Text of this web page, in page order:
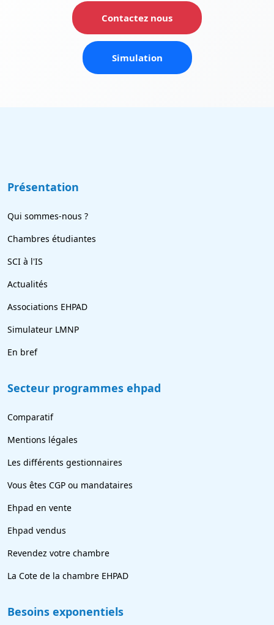
Contactez nous
Simulation
Présentation
Qui sommes-nous ?
Chambres étudiantes
SCI à l'IS
Actualités
Associations EHPAD
Simulateur LMNP
En bref
Secteur programmes ehpad
Comparatif
Mentions légales
Les différents gestionnaires
Vous êtes CGP ou mandataires
Ehpad en vente
Ehpad vendus
Revendez votre chambre
La Cote de la chambre EHPAD
Besoins exponentiels